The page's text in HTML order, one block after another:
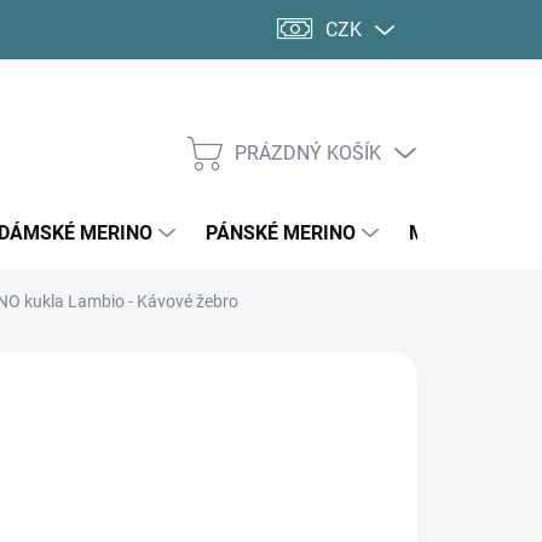
CZK
NÁKUPNÍ
PRÁZDNÝ KOŠÍK
DÁMSKÉ MERINO PÁNSKÉ MERINO MERINO
kukla Lambio - Kávové žebro